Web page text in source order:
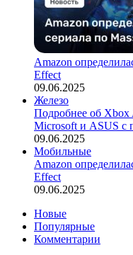
Amazon
Effect
09.06.2025
Железо
Подробнее об
Microsoft и ASUS с
09.06.2025
Мобильные
Amazon
Effect
09.06.2025
Новые
Популярные
Комментарии